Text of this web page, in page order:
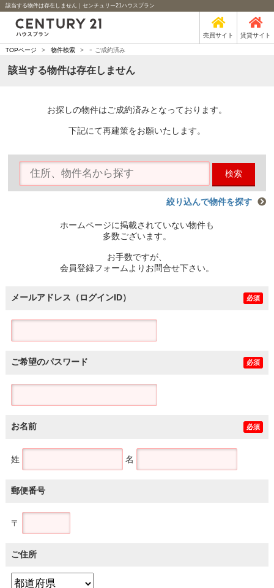
該当する物件は存在しません｜センチュリー21ハウスプラン
売買サイト 賃貸サイト
TOPページ > 物件検索 > - ご成約済み
該当する物件は存在しません
お探しの物件はご成約済みとなっております。
下記にて再建策をお願いたします。
検索
絞り込んで物件を探す
ホームページに掲載されていない物件も
多数ございます。
お手数ですが、
会員登録フォームよりお問合せ下さい。
メールアドレス（ログインID） 必須
ご希望のパスワード 必須
お名前 必須
姓 名
郵便番号
〒
ご住所